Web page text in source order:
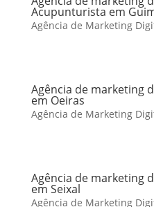
Acupunturista em
Agência de Marketing
Agência de marketing
em Oeiras
Agência de Marketing
Agência de marketing
em Seixal
Agência de Marketing